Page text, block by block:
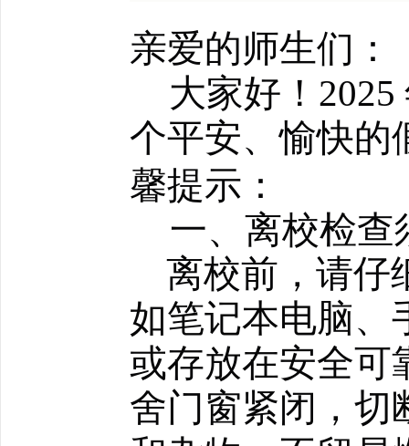
亲爱的师生们：
大家好！ 2025
个平安、愉快的
馨提示：
一、 离校检查
离校前，请仔
如笔记本电脑、
或存放在安全可
舍门窗紧闭，切